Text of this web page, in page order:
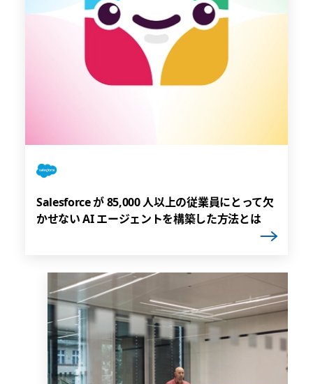
Salesforce が 85,000 人以上の従業員にとって欠
かせない AI エージェントを構築した方法とは